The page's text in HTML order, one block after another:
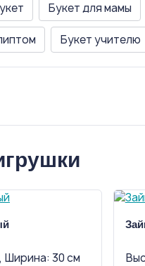
Букет для мамы
Букет учителю
Ширина: 30 см